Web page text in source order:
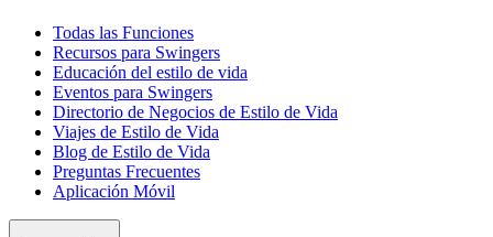
Todas las Funciones
Recursos para Swingers
Educación del estilo de vida
Eventos para Swingers
Directorio de Negocios de Estilo de Vida
Viajes de Estilo de Vida
Blog de Estilo de Vida
Preguntas Frecuentes
Aplicación Móvil